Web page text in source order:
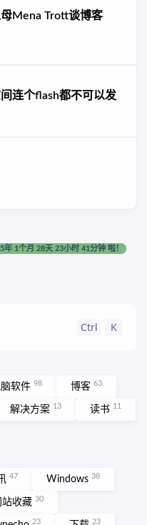
Ctrl K
软件 98 博客 63
解决方案 13 读书 11
47 Windows 38
站收藏 30
23 23
Mena Trott谈博客
连个flash都不可以发
年 1个月 28天 23小时 41分钟 啦！